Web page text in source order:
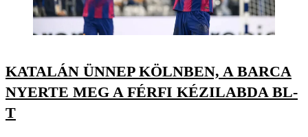
KATALÁN ÜNNEP KÖLNBEN, A BARCA
NYERTE MEG A FÉRFI KÉZILABDA BL-
T